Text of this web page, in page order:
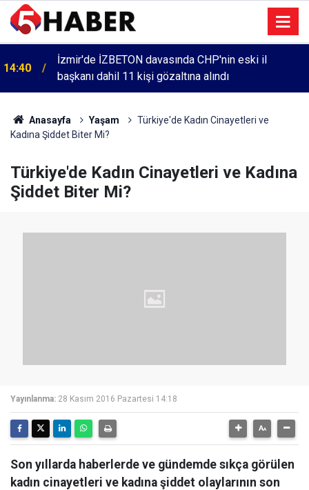
14:40
İzmir'de İZBETON davasında CHP'nin eski il
başkanı dahil 11 kişi gözaltına alındı
Anasayfa Yaşam
Türkiye'de Kadın Cinayetleri ve
Kadına Şiddet Biter Mi?
Türkiye'de Kadın Cinayetleri ve Kadına
Şiddet Biter Mi?
Yayınlanma: 28 Kasım 2016 Pazartesi 14:18
Son yıllarda haberlerde ve gündemde sıkça görülen
kadın cinayetleri ve kadına şiddet olaylarının son